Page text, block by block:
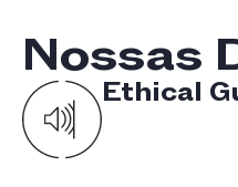
Nossas
Ethical